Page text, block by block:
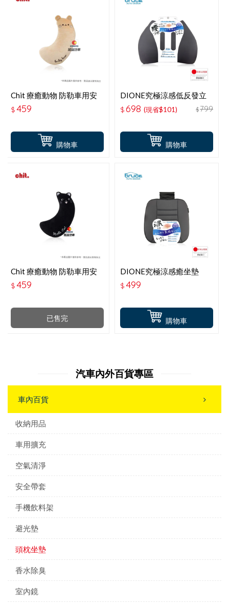
購物車
Chit 療癒動物 防勒車用安
全帶枕-可愛小熊 HG-SB-
03
$459
購物車
DIONE究極涼感低反發立
體舒腰墊 DC525
$698 (現省$101) $799
已售完
Chit 療癒動物 防勒車用安
全帶枕-黑貓咪 HG-SB-01
$459
購物車
DIONE究極涼感癒坐墊
DC521
$499
汽車內外百貨專區
車內百貨
收納用品
車用擴充
空氣清淨
安全帶套
手機飲料架
避光墊
頭枕坐墊
香水除臭
室內鏡